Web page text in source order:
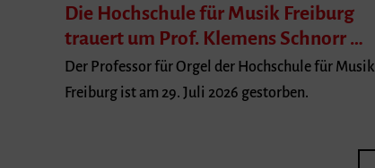
Die Hochschule für Musik Freiburg
trauert um Prof. Klemens Schnorr …
Der Professor für Orgel der Hochschule für Musik
Freiburg ist am 29. Juli 2026 gestorben.